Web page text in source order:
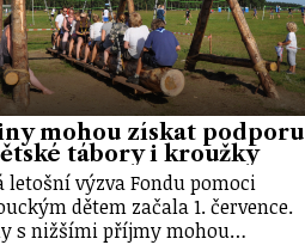
mohou získat podporu
tábory i kroužky
letošní výzva Fondu pomoci
dětem začala 1. července.
s nižšími příjmy mohou…